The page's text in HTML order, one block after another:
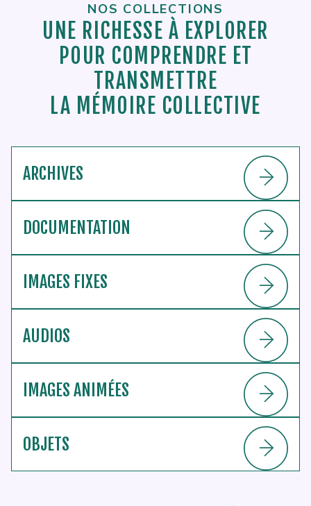
NOS COLLECTIONS
UNE RICHESSE À EXPLORER
POUR COMPRENDRE ET
TRANSMETTRE
LA MÉMOIRE COLLECTIVE
ARCHIVES
DOCUMENTATION
IMAGES FIXES
AUDIOS
IMAGES ANIMÉES
OBJETS